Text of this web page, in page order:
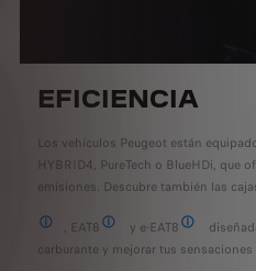
EFICIENCIA
Los vehículos Peugeot están
HYBRID4, PureTech o BlueHDi,
emisiones. Descubre también las
Efficient Automatic Transmission 6
, EAT8
Efficient Automatic
y e-EAT8
Electric
carburante y mejorar tus